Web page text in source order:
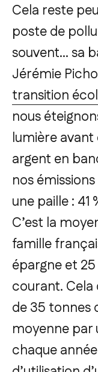
Cela reste
poste de
souvent... sa
Jérémie
transition
nous
lumière
argent en
nos
une paille : 41
C’est la
famille
épargne et
courant. Cela
de 35 tonnes
moyenne par
chaque